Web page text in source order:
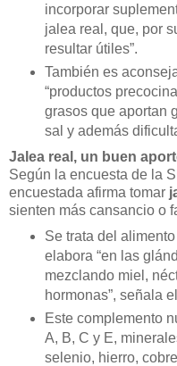
incorporar
jalea real, que, por
resultar útiles”.
También es
“productos
grasos que aportan
sal y además
Jalea real, un buen
Según la encuesta de la
encuestada afirma tomar
sienten más cansancio o
Se trata del
elabora “en las
mezclando miel,
hormonas”, señala
Este complemento
A, B, C y E,
selenio, hierro,